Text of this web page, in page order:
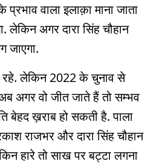
वाला इलाक़ा माना जाता
लेकिन अगर दारा सिंह चौहान
जाएगा.
रहे. लेकिन 2022 के चुनाव से
अगर वो जीत जाते हैं तो सम्भव
बेहद ख़राब हो सकती है. पाला
राजभर और दारा सिंह चौहान
हारे तो साख पर बट्टा लगना